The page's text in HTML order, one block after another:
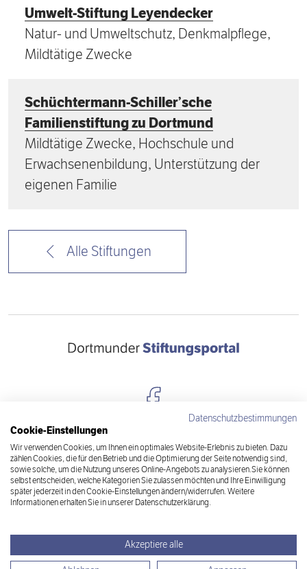
Umwelt-Stiftung Leyendecker
Natur- und Umweltschutz, Denkmalpflege,
Mildtätige Zwecke
Schüchtermann-Schiller’sche
Familienstiftung zu Dortmund
Mildtätige Zwecke, Hochschule und
Erwachsenenbildung, Unterstützung der
eigenen Familie
Alle Stiftungen
Datenschutz
Impressum
Cookie-Einstellungen
Datenschutzbestimmungen
Cookie-Einstellungen
Wir verwenden Cookies, um Ihnen ein optimales Website-Erlebnis zu bieten. Dazu
zählen Cookies, die für den Betrieb und die Optimierung der Seite notwendig sind,
sowie solche, um die Nutzung unseres Online-Angebots zu analysieren.Sie können
selbst entscheiden, welche Kategorien Sie zulassen möchten und Ihre Einwilligung
später jederzeit in den Cookie-Einstellungen ändern/widerrufen. Weitere
Informationen erhalten Sie in unserer Datenschutzerklärung.
Akzeptiere alle